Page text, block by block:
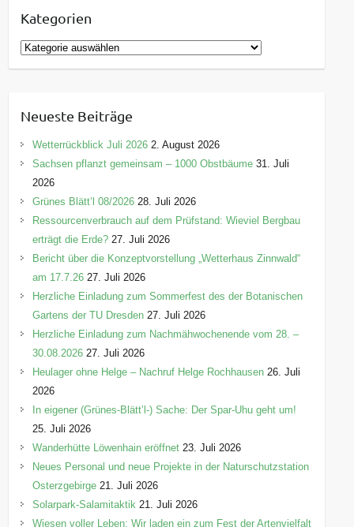
Kategorien
K
a
g
o
r
e
n
Neueste Beiträge
Wetterrückblick Juli 2026 2. August 2026
Sachsen pflanzt gemeinsam – 1000 Obstbäume 31. Juli
2026
Grünes Blätt’l 08/2026 28. Juli 2026
Ressourcenverbrauch auf dem Prüfstand: Wieviel Bergbau
erträgt die Erde? 27. Juli 2026
Bericht über die Konzeptvorstellung „Wetterhaus Zinnwald“
am 17.7.26 27. Juli 2026
Herzliche Einladung zum Sommerfest des der Botanischen
Gartens der TU Dresden 27. Juli 2026
Herzliche Einladung zum Nachmähwochenende vom 28. –
30.08.2026 27. Juli 2026
Heulager ohne Helge – Nachruf Helge Rochhausen 26. Juli
2026
In eigener (Grünes-Blätt’l-) Sache: Der Spar-Uhu geht um!
25. Juli 2026
Wanderhütte Löwenhain eröffnet 23. Juli 2026
Neues Personal und neue Projekte in der Naturschutzstation
Osterzgebirge 21. Juli 2026
Solarpark-Salamitaktik 21. Juli 2026
Wiesen voller Leben: Wir laden ein zum Fest der Artenvielfalt